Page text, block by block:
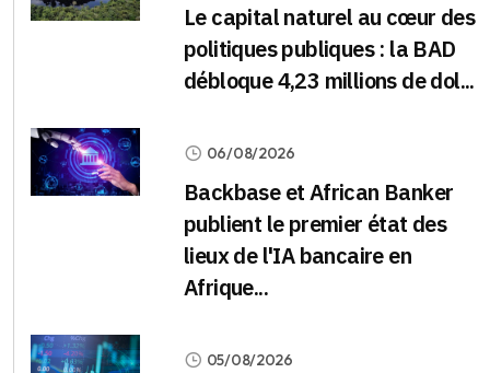
Le capital naturel au cœur des
politiques publiques : la BAD
débloque 4,23 millions de dol...
06/08/2026
Backbase et African Banker
publient le premier état des
lieux de l'IA bancaire en
Afrique...
05/08/2026